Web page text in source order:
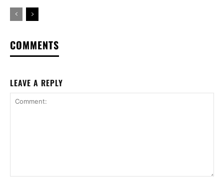
COMMENTS
LEAVE A REPLY